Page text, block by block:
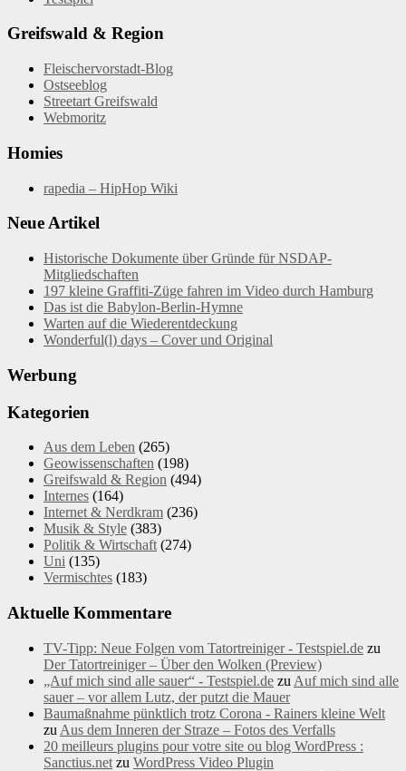
Greifswald & Region
Fleischervorstadt-Blog
Ostseeblog
Streetart Greifswald
Webmoritz
Homies
rapedia – HipHop Wiki
Neue Artikel
Historische Dokumente über Gründe für NSDAP-
Mitgliedschaften
197 kleine Graffiti-Züge fahren im Video durch Hamburg
Das ist die Babylon-Berlin-Hymne
Warten auf die Wiederentdeckung
Wonderful(l) days – Cover und Original
Werbung
Kategorien
Aus dem Leben (265)
Geowissenschaften (198)
Greifswald & Region (494)
Internes (164)
Internet & Nerdkram (236)
Musik & Style (383)
Politik & Wirtschaft (274)
Uni (135)
Vermischtes (183)
Aktuelle Kommentare
TV-Tipp: Neue Folgen vom Tatortreiniger - Testspiel.de zu
Der Tatortreiniger – Über den Wolken (Preview)
„Auf mich sind alle sauer“ - Testspiel.de zu Auf mich sind alle
sauer – vor allem Lutz, der putzt die Mauer
Baumaßnahme pünktlich trotz Corona - Rainers kleine Welt
zu Aus dem Inneren der Straze – Fotos des Verfalls
20 meilleurs plugins pour votre site ou blog WordPress :
Sanctius.net zu WordPress Video Plugin